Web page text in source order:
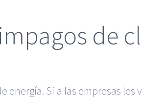
de
Si a las empresas les